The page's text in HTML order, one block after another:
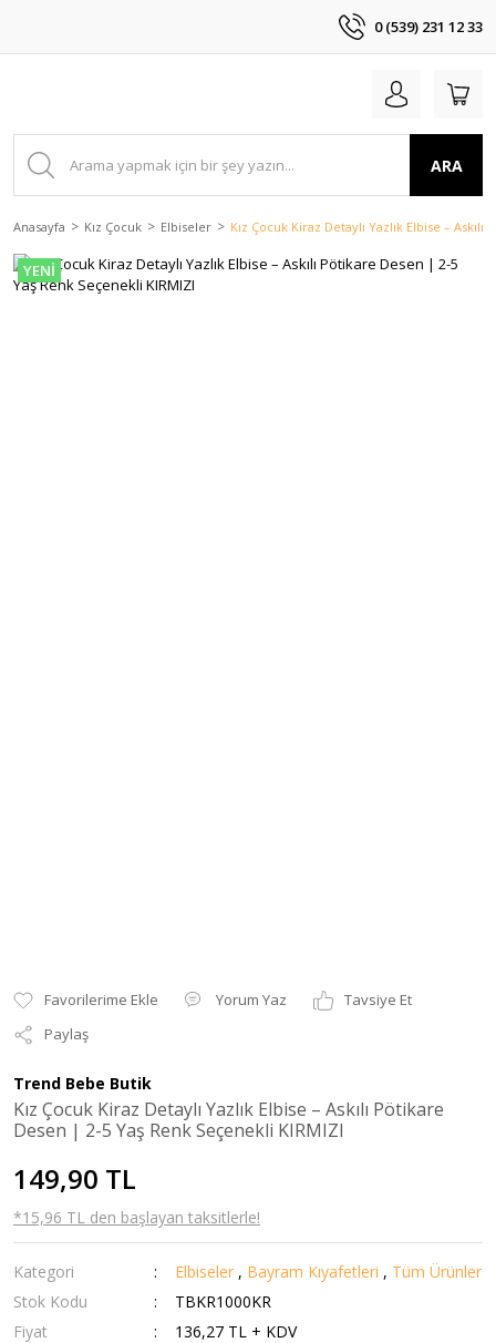
0 (539) 231 12 33
ARA
Anasayfa Kız Çocuk Elbiseler Kız Çocuk Kiraz Detaylı Yazlık Elbise –
YENİ
Yorum Yaz
Tavsiye Et
Paylaş
Trend Bebe Butik
Kız Çocuk Kiraz Detaylı Yazlık Elbise – Askılı Pötikare
Desen | 2-5 Yaş Renk Seçenekli KIRMIZI
149,90 TL
*15,96 TL den başlayan taksitlerle!
Kategori Elbiseler , Bayram Kıyafetleri , Tüm Ürünler
Stok Kodu
TBKR1000KR
Fiyat
136,27 TL + KDV